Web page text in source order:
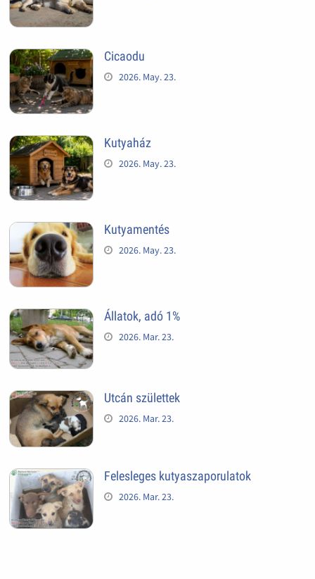
Cicaodu
2026. May. 23.
Kutyaház
2026. May. 23.
Kutyamentés
2026. May. 23.
Állatok, adó 1%
2026. Mar. 23.
Utcán születtek
2026. Mar. 23.
Felesleges kutyaszaporulatok
2026. Mar. 23.